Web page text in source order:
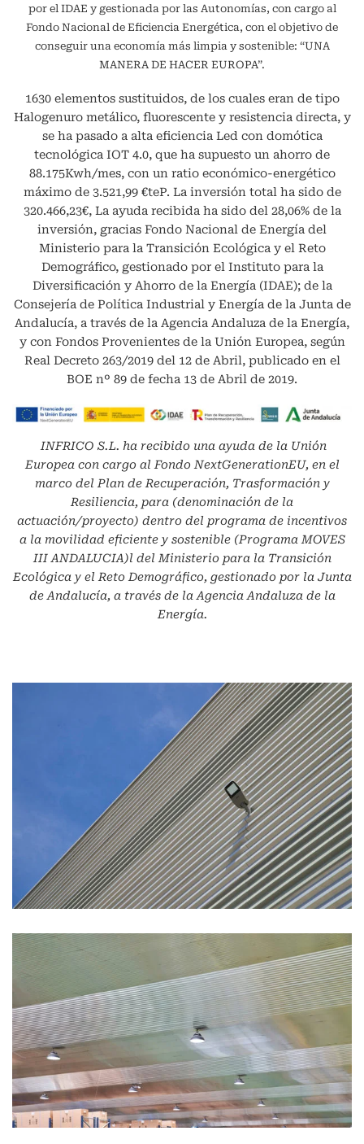
por el IDAE y gestionada por las Autonomías, con cargo al
Fondo Nacional de Eficiencia Energética, con el objetivo de
conseguir una economía más limpia y sostenible: “UNA
MANERA DE HACER EUROPA”.
1630 elementos sustituidos, de los cuales eran de tipo
Halogenuro metálico, fluorescente y resistencia directa, y
se ha pasado a alta eficiencia Led con domótica
tecnológica IOT 4.0, que ha supuesto un ahorro de
88.175Kwh/mes, con un ratio económico-energético
máximo de 3.521,99 €teP. La inversión total ha sido de
320.466,23€, La ayuda recibida ha sido del 28,06% de la
inversión, gracias Fondo Nacional de Energía del
Ministerio para la Transición Ecológica y el Reto
Demográfico, gestionado por el Instituto para la
Diversificación y Ahorro de la Energía (IDAE); de la
Consejería de Política Industrial y Energía de la Junta de
Andalucía, a través de la Agencia Andaluza de la Energía,
y con Fondos Provenientes de la Unión Europea, según
Real Decreto 263/2019 del 12 de Abril, publicado en el
BOE nº 89 de fecha 13 de Abril de 2019.
INFRICO S.L. ha recibido una ayuda de la Unión
Europea con cargo al Fondo NextGenerationEU, en el
marco del Plan de Recuperación, Trasformación y
Resiliencia, para (denominación de la
actuación/proyecto) dentro del programa de incentivos
a la movilidad eficiente y sostenible (Programa MOVES
III ANDALUCIA)l del Ministerio para la Transición
Ecológica y el Reto Demográfico, gestionado por la Junta
de Andalucía, a través de la Agencia Andaluza de la
Energía.